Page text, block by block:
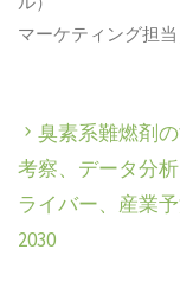
マーケティング担
臭素系難燃剤
考察、データ分
ライバー、産業予
2030